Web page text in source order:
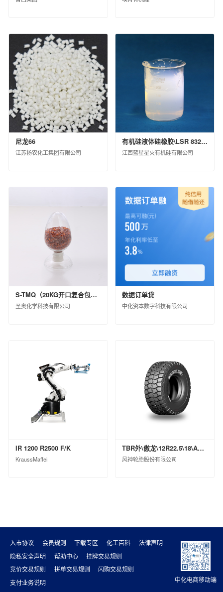
华夏汉华化工装备有限公司
北京宏远南口创新技术有限公司
中国化工信息中心有限公司
昊华化工科技集团股份有限公司
中化石油安徽有限公司
中化国际石油（天津）有限公司
中化石油广东有限公司
中化石油安徽六安有限公司
黑龙江省龙德石油销售有限公司
中化石油河南有限公司
中化石油江苏无锡有限公司
中化石油辽宁有限公司
中化石油浙江有限公司
中化石油福建有限公司
中化健康产业发展有限公司
中化国际(控股)股份有限公司产业资源事业部
中化国际新材料（河北）有限公司
中化石油山东有限公司
中化河北有限公司
中化石油湖南有限公司
山东昌邑石化有限公司
山东华星石油化工集团有限公司
中化石油湖北有限公司
正和集团股份有限公司
中化能源科技有限公司
尼龙66
江苏扬农化工集团有限公司
有机硅液体硅橡胶\LSR 8320 H B\桶装(KG)\200
江西蓝星星火有机硅有限公司
S-TMQ（20KG开口复合包装）
圣奥化学科技有限公司
数据订单贷
中化资本数字科技有限公司
IR 1200 R2500 F/K
KraussMaffei
TBR外\傲龙\12R22.5\18\ASR79ⅡPI\TL\0
风神轮胎股份有限公司
入市协议 会员规则 下载专区 化工百科
法律声明
隐私安全声明
帮助中心
挂牌交易规则
竞价交易规则
拼单交易规则
闪购交易规则
支付业务说明
中化电商移动端